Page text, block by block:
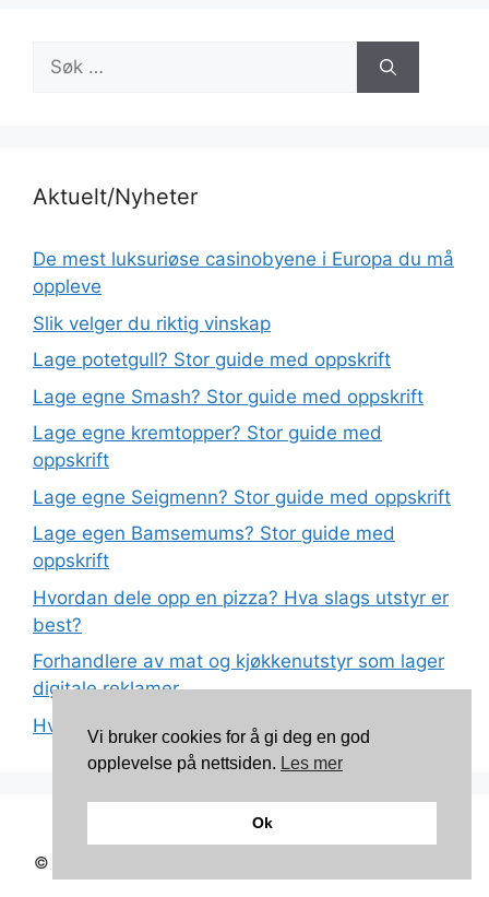
Søk
etter:
Aktuelt/Nyheter
De mest luksuriøse casinobyene i Europa du må
oppleve
Slik velger du riktig vinskap
Lage potetgull? Stor guide med oppskrift
Lage egne Smash? Stor guide med oppskrift
Lage egne kremtopper? Stor guide med
oppskrift
Lage egne Seigmenn? Stor guide med oppskrift
Lage egen Bamsemums? Stor guide med
oppskrift
Hvordan dele opp en pizza? Hva slags utstyr er
best?
Forhandlere av mat og kjøkkenutstyr som lager
digitale reklamer
Hva betyr det at plast har matkvalitet?
Kontakt: torunnbeategjerven@gmail.com
© 2026 Mine oppskrifter
Vi bruker cookies for å gi deg en god
opplevelse på nettsiden. Les mer
Ok